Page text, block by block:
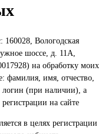
Вологодская
шоссе, д. 11А,
на обработку моих
фамилия, имя, отчество,
логин (при наличии), а
на сайте
в целях регистрации